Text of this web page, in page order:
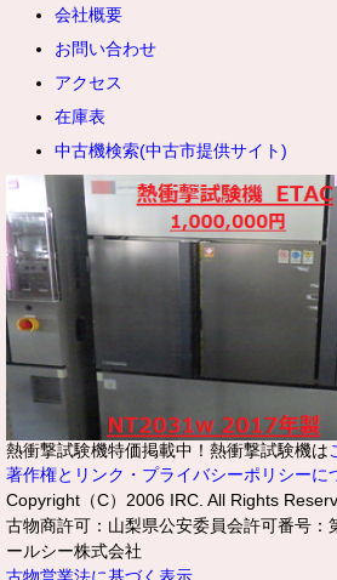
会社概要
お問い合わせ
アクセス
在庫表
中古機検索(中古市提供サイト)
熱衝撃試験機特価掲載中！熱衝撃試験機は
著作権とリンク・プライバシーポリシーに
Copyright（C）2006 IRC. All Rights
古物商許可：山梨県公安委員会許可番号
ールシー株式会社